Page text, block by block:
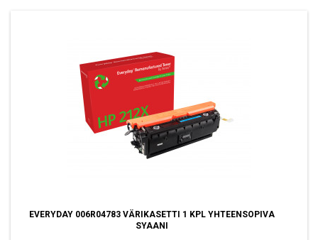
EVERYDAY 006R04783 VÄRIKASETTI 1 KPL YHTEENSOPIVA
SYAANI